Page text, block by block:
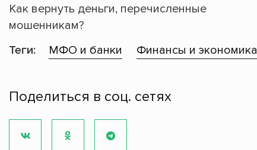
Как вернуть деньги, перечисленные
мошенникам?
Теги:
МФО и банки Финансы и экономика
Поделиться в соц. сетях